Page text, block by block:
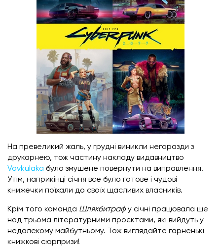
На превеликий жаль, у грудні виникли негаразди з
друкарнею, тож частину накладу видавництво
Vovkulaka було змушене повернути на виправлення.
Утім, наприкінці січня все було готове і чудові
книжечки поїхали до своїх щасливих власників.
Крім того команда Шлякбитрафу січні працювала ще
над трьома літературними проєктами, які вийдуть у
недалекому майбутньому. Тож виглядайте гарненькі
книжкові сюрпризи!